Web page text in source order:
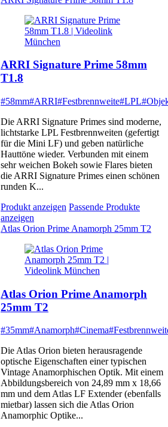
ARRI Signature Prime 58mm
T1.8
#58mm#ARRI#Festbrennweite#LPL
Die ARRI Signature Primes sind moderne,
lichtstarke LPL Festbrennweiten (gefertigt
für die Mini LF) und geben natürliche
Hauttöne wieder. Verbunden mit einem
sehr weichen Bokeh sowie Flares bieten
die ARRI Signature Primes einen schönen
runden K...
Produkt anzeigen Passende Produkte
anzeigen
Atlas Orion Prime Anamorph 25mm T2
Atlas Orion Prime Anamorph
25mm T2
#35mm#Anamorph#Cinema
Die Atlas Orion bieten herausragende
optische Eigenschaften einer typischen
Vintage Anamorphischen Optik. Mit einem
Abbildungsbereich von 24,89 mm x 18,66
mm und dem Atlas LF Extender (ebenfalls
mietbar) lassen sich die Atlas Orion
Anamorphic Optike...